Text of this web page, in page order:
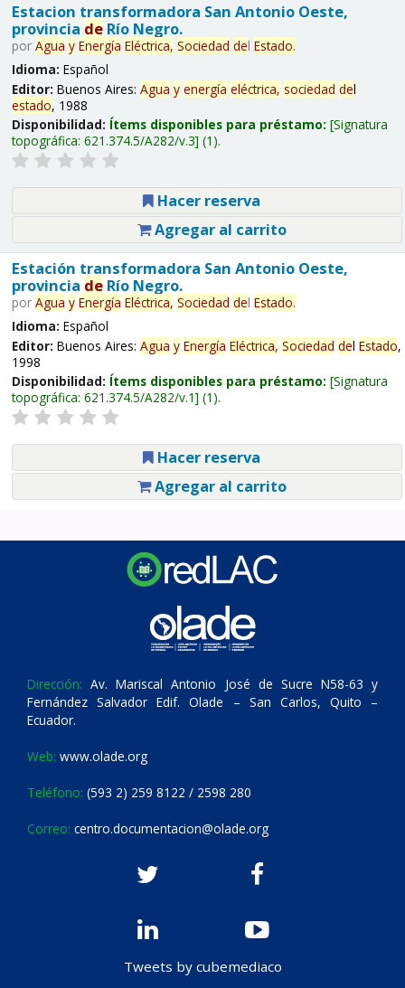
Estacion transformadora San Antonio Oeste,
provincia deRío Negro.
por Agua y Energía Eléctrica, Sociedad del Estado.
Idioma: Español
Editor: Buenos Aires: Agua y energía eléctrica, sociedad del
estado, 1988
Disponibilidad: Ítems disponibles para préstamo: Signatura
topográfica: 621.374.5/A282/v.3 (1).
Hacer reserva
Agregar al carrito
Estación transformadora San Antonio Oeste,
provincia deRío Negro.
por Agua y Energía Eléctrica, Sociedad del Estado.
Idioma: Español
Editor: Buenos Aires: Agua y Energía Eléctrica, Sociedad del Estado,
1998
Disponibilidad: Ítems disponibles para préstamo: Signatura
topográfica: 621.374.5/A282/v.1 (1).
Hacer reserva
Agregar al carrito
Dirección: Av. Mariscal Antonio José de Sucre N58-63 y
Fernández Salvador Edif. Olade – San Carlos, Quito –
Ecuador.
Web: www.olade.org
Teléfono: (593 2) 259 8122 / 2598 280
Correo: centro.documentacion@olade.org
Tweets by cubemediaco